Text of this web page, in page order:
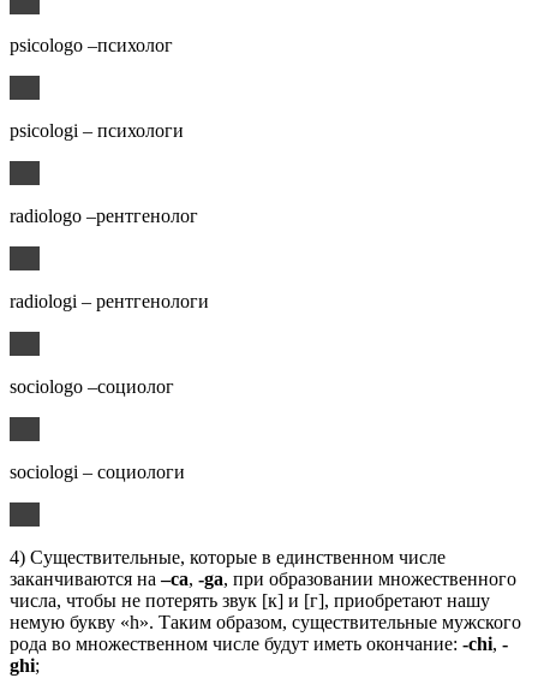
psicologo –психолог
psicologi – психологи
radiologo –рентгенолог
radiologi – рентгенологи
sociologo –социолог
sociologi – социологи
4) Существительные, которые в единственном числе
заканчиваются на–ca, -ga, при образовании множественного
числа, чтобы не потерять звук [к] и [г], приобретают нашу
немую букву «h». Таким образом, существительные мужского
рода во множественном числе будут иметь окончание: -chi, -
ghi;